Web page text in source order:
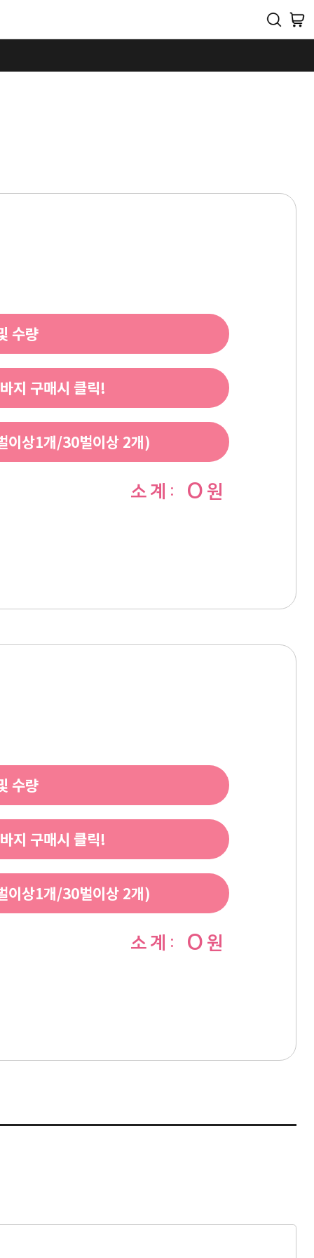
수량
지 구매시 클릭!
상1개/30벌이상 2개)
소 계 : 0 원
수량
지 구매시 클릭!
상1개/30벌이상 2개)
소 계 : 0 원